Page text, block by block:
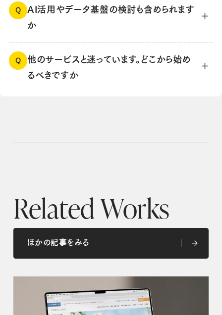
Q
AI活用やデータ基盤の検討も含められます
か
Q
他のサービスと迷っています。どこから始め
るべきですか
Related Works
ほかの記事をみる